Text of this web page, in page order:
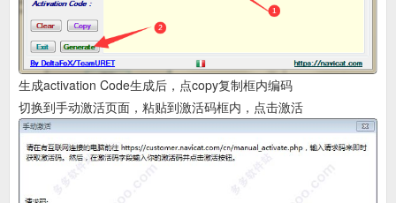
生成activation Code生成后，点copy复制框内编码
切换到手动激活页面，粘贴到激活码框内，点击激活